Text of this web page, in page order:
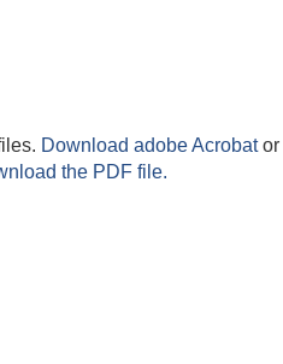
Download adobe Acrobator
the PDF file.